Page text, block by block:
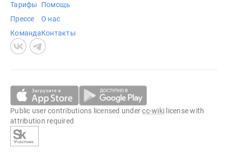
Тарифы
Прессе
Команда
Помощь
О нас
Контакты
Public user contributions licensed undercc-wiki license with
attribution required